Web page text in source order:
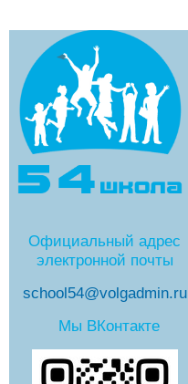
Официальный адрес
электронной почты
school54@volgadmin.ru
Мы ВКонтакте